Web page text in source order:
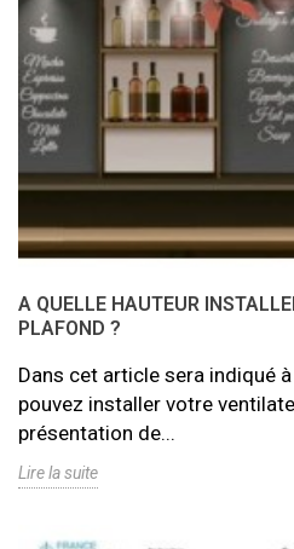
A QUELLE HAUTEUR
PLAFOND ?
Dans cet article sera indiqué
pouvez installer votre
présentation de...
Lire la suite